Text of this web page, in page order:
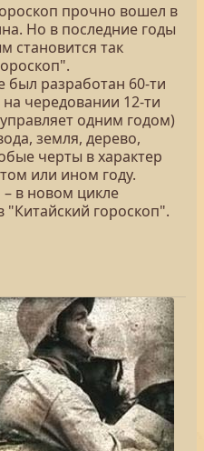
прочно вошел в
Но в последние годы
становится так
разработан 60-ти
чередовании 12-ти
одним годом)
земля, дерево,
черты в характер
или ином году.
в новом цикле
гороскоп".